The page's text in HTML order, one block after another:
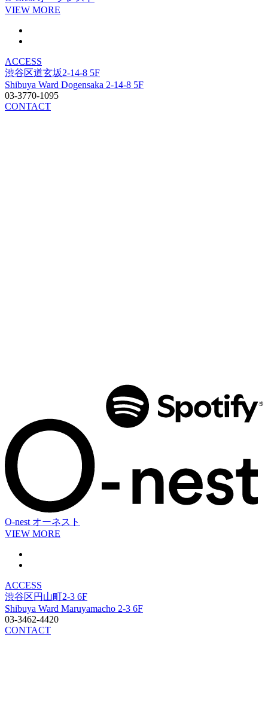
VIEW MORE
ACCESS
渋谷区道玄坂2-14-8 5F
Shibuya Ward Dogensaka 2-14-8 5F
03-3770-1095
CONTACT
O-nest オーネスト
VIEW MORE
ACCESS
渋谷区円山町2-3 6F
Shibuya Ward Maruyamacho 2-3 6F
03-3462-4420
CONTACT